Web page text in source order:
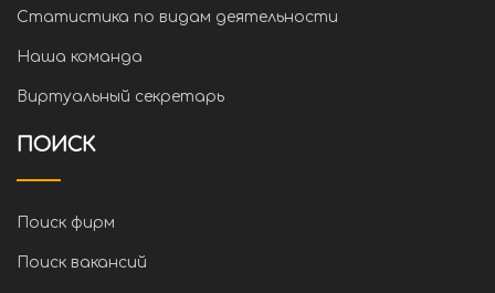
Статистика по видам деятельности
Наша команда
Виртуальный секретарь
ПОИСК
Поиск фирм
Поиск вакансий